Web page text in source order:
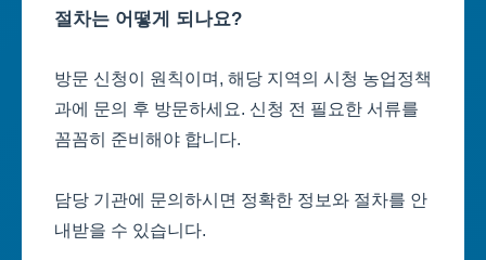
절차는 어떻게 되나요?
방문 신청이 원칙이며, 해당 지역의 시청 농업정책
과에 문의 후 방문하세요. 신청 전 필요한 서류를
꼼꼼히 준비해야 합니다.
담당 기관에 문의하시면 정확한 정보와 절차를 안
내받을 수 있습니다.